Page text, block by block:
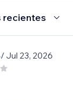
recientes
/ Jul 23, 2026